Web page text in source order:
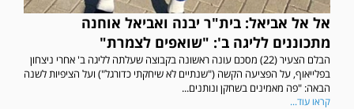
אל אל אביאל: בית"ר יבנה ואביאל אוחנה
מתכוננים לליגה ב': "שואפים לצמרת"
הבלם הצעיר (22) מסכם עונה ראשונה בקבוצה שעלתה לליגה ב' אחרי ניצחון
בפלייאוף, על הפציעה הקשה ("שנתיים לא שיחקתי כדורגל") ועל הציפיות לשנה
הבאה: "פה מאמינים בשחקן ונותנים...
קראו עוד...